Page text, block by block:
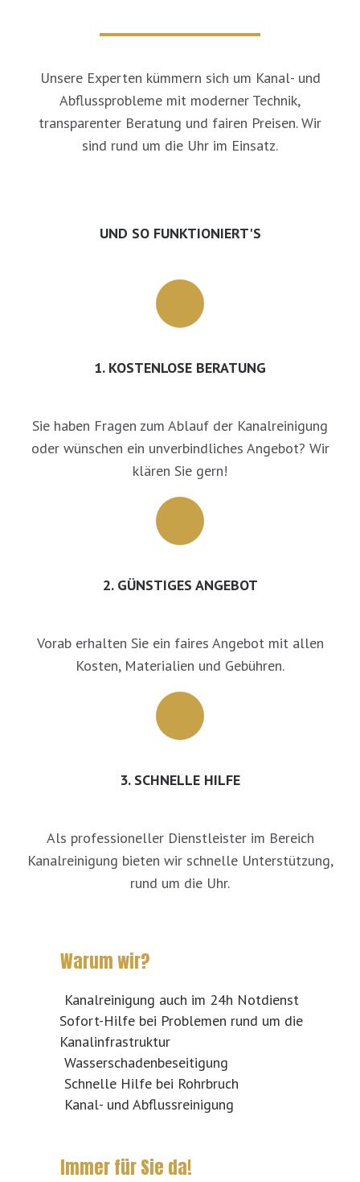
Unsere Experten kümmern sich um Kanal- und
Abflussprobleme mit moderner Technik,
transparenter Beratung und fairen Preisen. Wir
sind rund um die Uhr im Einsatz.
UND SO FUNKTIONIERT'S
1. KOSTENLOSE BERATUNG
Sie haben Fragen zum Ablauf der Kanalreinigung
oder wünschen ein unverbindliches Angebot? Wir
klären Sie gern!
2. GÜNSTIGES ANGEBOT
Vorab erhalten Sie ein faires Angebot mit allen
Kosten, Materialien und Gebühren.
3. SCHNELLE HILFE
Als professioneller Dienstleister im Bereich
Kanalreinigung bieten wir schnelle Unterstützung,
rund um die Uhr.
Warum wir?
Kanalreinigung auch im 24h Notdienst
Sofort-Hilfe bei Problemen rund um die
Kanalinfrastruktur
Wasserschadenbeseitigung
Schnelle Hilfe bei Rohrbruch
Kanal- und Abflussreinigung
Immer für Sie da!